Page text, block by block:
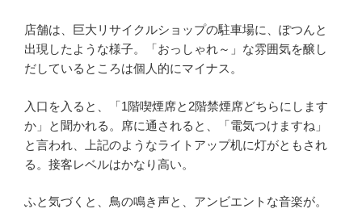
店舗は、巨大リサイクルショップの駐車場に、ぽつんと
出現したような様子。「おっしゃれ～」な雰囲気を醸し
だしているところは個人的にマイナス。
入口を入ると、「1階喫煙席と2階禁煙席どちらにします
か」と聞かれる。席に通されると、「電気つけますね」
と言われ、上記のようなライトアップ机に灯がともされ
る。接客レベルはかなり高い。
ふと気づくと、鳥の鳴き声と、アンビエントな音楽が。